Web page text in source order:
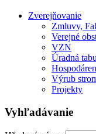
Zverejňovanie
Zmluvy,
Verejné
VZN
Úradná
Výrub
Projekty
Vyhľadávanie